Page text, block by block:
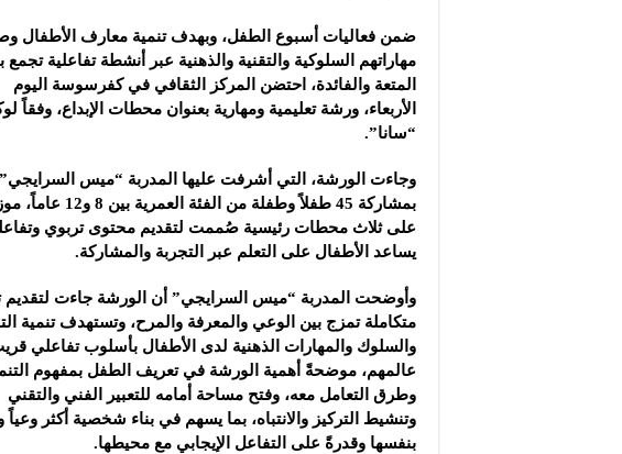
شركة “كاربوباتش”: المعرض منصة لتعزيز
شركة “جالكسي أوتوميشن”: المعارض
ضمن فعاليات أسبوع الطفل، وبهدف تنمية معارف الأطفال
مهاراتهم السلوكية والتقنية والذهنية عبر أنشطة تفاعلية تجمع
المتعة والفائدة، احتضن المركز الثقافي في كفرسوسة اليوم
الأربعاء، ورشة تعليمية ومهارية بعنوان محطات الإبداع، وفقاً
“سانا”.
وجاءت الورشة، التي أشرفت عليها المدربة “ميس
بمشاركة 45 طفلاً وطفلة من الفئة العمرية
على ثلاث محطات رئيسية صُممت لتقديم محتوى تربوي
يساعد الأطفال على التعلم عبر التجربة والمشاركة.
وأوضحت المدربة “ميس السرايجي” أن الورشة جاءت لتقديم
متكاملة تمزج بين الوعي والمعرفة والمرح، وتستهدف تنمية
والسلوك والمهارات الذهنية لدى الأطفال بأسلوب تفاعلي
عالمهم، موضحةً أهمية الورشة في تعريف الطفل بمفهوم
وطرق التعامل معه، وفتح مساحة أمامه للتعبير الفني والتقني
وتنشيط التركيز والانتباه، بما يسهم في بناء شخصية أكثر وعياً
بنفسها وقدرةً على التفاعل الإيجابي مع محيطها.